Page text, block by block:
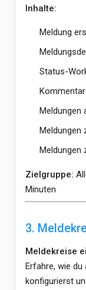
Inhalte:
Meldung
Status-
Meldungen
Meldungen
Meldungen
Zielgruppe:
Minuten
3.
Meldekreise
Erfahre, wie
konfigurierst